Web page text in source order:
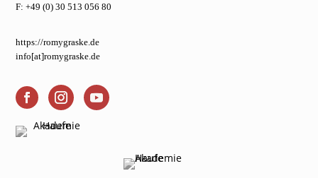
F: +49 (0) 30 513 056 80
https://romygraske.de
info[at]romygraske.de